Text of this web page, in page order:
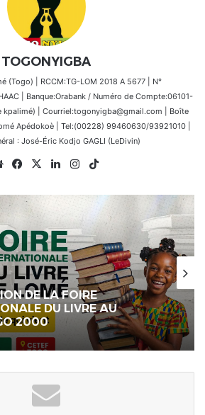
TOGONYIGBA
(Togo) | RCCM:TG-LOM 2018 A 5677 | N°
| Banque:Orabank / Numéro de Compte:06101-
| Courriel:togonyigba@gmail.com | Boîte
Apédokoè | Tel:(00228) 99460630/93921010 |
: José-Éric Kodjo GAGLI (LeDivin)
WebsiteFacebook
X LinkedinInstagram
DE LA FOIRE
DU LIVRE AU
2000